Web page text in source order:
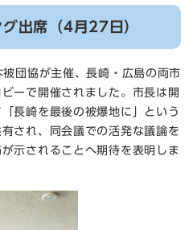
出席（4月27日）
団協が主催、長崎・広島の両市
ーで開催されました。市長は開
長崎を最後の被爆地に」という
され、同会議での活発な議論を
示されることへ期待を表明しま